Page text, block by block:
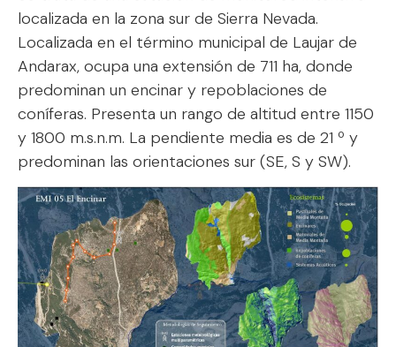
localizada en la zona sur de Sierra Nevada.
Localizada en el término municipal de Laujar de
Andarax, ocupa una extensión de 711 ha, donde
predominan un encinar y repoblaciones de
coníferas. Presenta un rango de altitud entre 1150
y 1800 m.s.n.m. La pendiente media es de 21 º y
predominan las orientaciones sur (SE, S y SW).